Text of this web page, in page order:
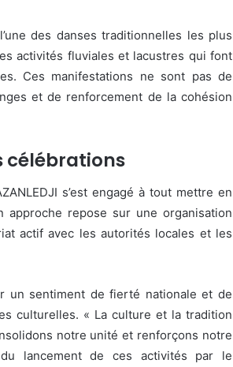
des danses traditionnelles les plus
activités fluviales et lacustres qui font
Ces manifestations ne sont pas de
et de renforcement de la cohésion
célébrations
s’est engagé à tout mettre en
repose sur une organisation
actif avec les autorités locales et les
un sentiment de fierté nationale et de
culturelles. « La culture et la tradition
notre unité et renforçons notre
lancement de ces activités par le